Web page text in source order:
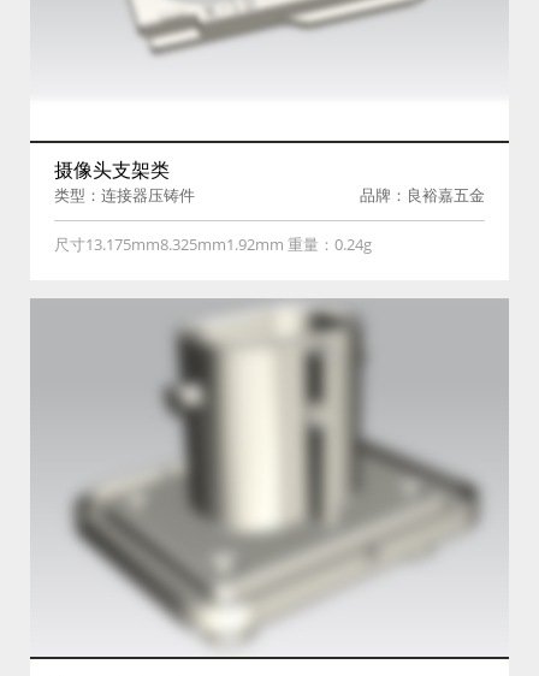
摄像头支架类
类型：连接器压铸件 品牌：良裕嘉五金
尺寸13.175mm8.325mm1.92mm 重量：0.24g